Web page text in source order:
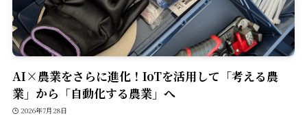
AI×農業をさらに進化！IoTを活用して「考える農
業」から「自動化する農業」へ
2026年7月28日